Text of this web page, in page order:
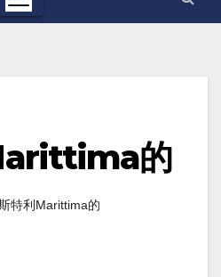
的
特利Marittima的